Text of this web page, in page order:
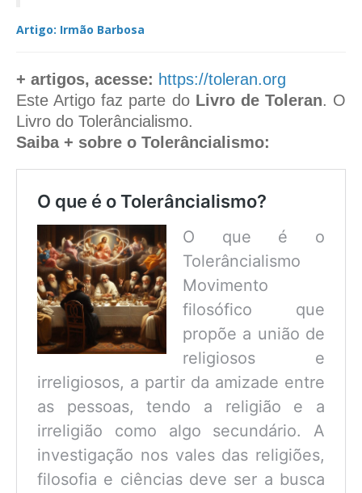
Artigo: Irmão Barbosa
+ artigos, acesse: https://toleran.org
Este Artigo faz parte do Livro de Toleran. O
Livro do Tolerâncialismo.
Saiba + sobre o Tolerâncialismo:
O que é o Tolerâncialismo?
O que é o
Tolerâncialismo
Movimento
filosófico que
propõe a união de
religiosos e
irreligiosos, a partir da amizade entre
as pessoas, tendo a religião e a
irreligião como algo secundário. A
investigação nos vales das religiões,
filosofia e ciências deve ser a busca